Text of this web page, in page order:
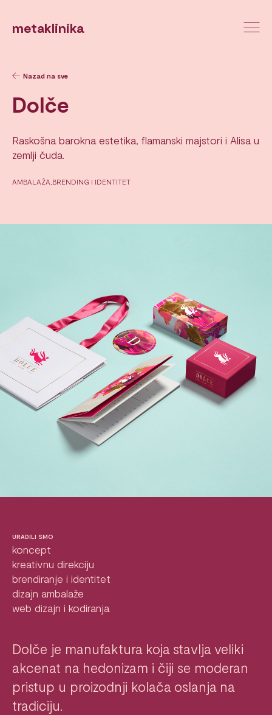
metaklinika
Nazad na sve
Dolče
Raskošna barokna estetika, flamanski majstori i Alisa u
zemlji čuda.
AMBALAŽA BRENDING I IDENTITET
URADILI SMO
koncept
kreativnu direkciju
brendiranje i identitet
dizajn ambalaže
web dizajn i kodiranja
Dolče je manufaktura koja stavlja veliki
akcenat na hedonizam i čiji se moderan
pristup u proizodnji kolača oslanja na
tradiciju.